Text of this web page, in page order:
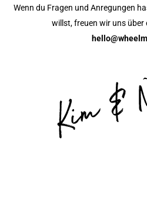
Wenn du Fragen und Anregungen
willst, freuen wir uns über